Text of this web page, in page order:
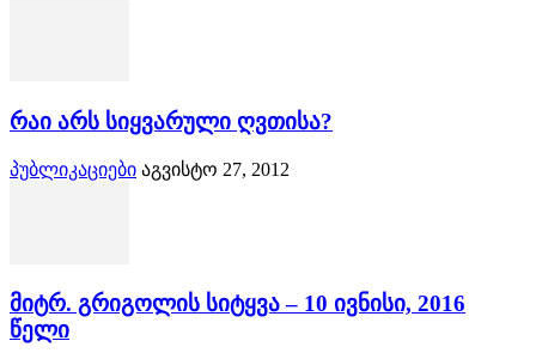
რაი არს სიყვარული ღვთისა?
პუბლიკაციები აგვისტო 27, 2012
მიტრ. გრიგოლის სიტყვა – 10 ივნისი, 2016
წელი